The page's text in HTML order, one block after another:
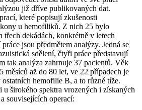
již dříve publikovaných dat.
které popisují zkušenosti
u hemofiliků. Z nich 25 bylo
dekádách, konkrétně v letech
jsou předmětem analýzy. Jedná se
sdělení, čtyři práce představují
tak analýza zahrnuje 37 pacientů. Věk
měsíců až do 80 let, ve 22 případech je
hemofilie B, a to různé tíže.
u širokého spektra vrozených i získaných
souvisejících operací: